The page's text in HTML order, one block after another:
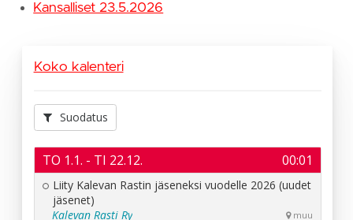
Kansalliset 23.5.2026
Koko kalenteri